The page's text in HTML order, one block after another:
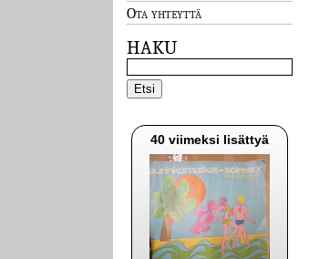
Ota yhteyttä
HAKU
40 viimeksi lisättyä